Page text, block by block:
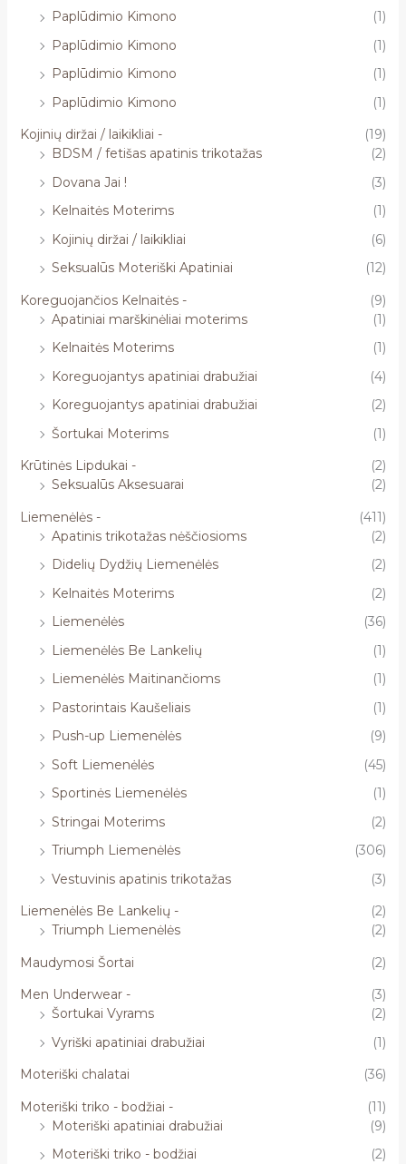
Paplūdimio Kimono
(1)
Paplūdimio Kimono
(1)
Paplūdimio Kimono
(1)
Paplūdimio Kimono
(1)
Kojinių diržai / laikikliai -
(19)
BDSM / fetišas apatinis trikotažas
(2)
Dovana Jai !
(3)
Kelnaitės Moterims
(1)
Kojinių diržai / laikikliai
(6)
Seksualūs Moteriški Apatiniai
(12)
Koreguojančios Kelnaitės -
(9)
Apatiniai marškinėliai moterims
(1)
Kelnaitės Moterims
(1)
Koreguojantys apatiniai drabužiai
(4)
Koreguojantys apatiniai drabužiai
(2)
Šortukai Moterims
(1)
Krūtinės Lipdukai -
(2)
Seksualūs Aksesuarai
(2)
Liemenėlės -
(411)
Apatinis trikotažas nėščiosioms
(2)
Didelių Dydžių Liemenėlės
(2)
Kelnaitės Moterims
(2)
Liemenėlės
(36)
Liemenėlės Be Lankelių
(1)
Liemenėlės Maitinančioms
(1)
Pastorintais Kaušeliais
(1)
Push-up Liemenėlės
(9)
Soft Liemenėlės
(45)
Sportinės Liemenėlės
(1)
Stringai Moterims
(2)
Triumph Liemenėlės
(306)
Vestuvinis apatinis trikotažas
(3)
Liemenėlės Be Lankelių -
(2)
Triumph Liemenėlės
(2)
Maudymosi Šortai
(2)
Men Underwear -
(3)
Šortukai Vyrams
(2)
Vyriški apatiniai drabužiai
(1)
Moteriški chalatai
(36)
Moteriški triko - bodžiai -
(11)
Moteriški apatiniai drabužiai
(9)
Moteriški triko - bodžiai
(2)